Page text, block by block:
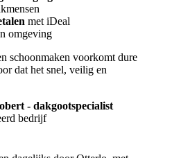
met iDeal
omgeving
schoonmaken voorkomt dure
dat het snel, veilig en
- dakgootspecialist